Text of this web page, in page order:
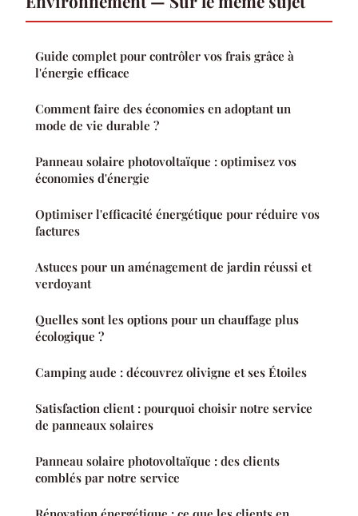
Guide complet pour contrôler vos frais grâce à
l'énergie efficace
Comment faire des économies en adoptant un
mode de vie durable ?
Panneau solaire photovoltaïque : optimisez vos
économies d'énergie
Optimiser l'efficacité énergétique pour réduire vos
factures
Astuces pour un aménagement de jardin réussi et
verdoyant
Quelles sont les options pour un chauffage plus
écologique ?
Camping aude : découvrez olivigne et ses Étoiles
Satisfaction client : pourquoi choisir notre service
de panneaux solaires
Panneau solaire photovoltaïque : des clients
comblés par notre service